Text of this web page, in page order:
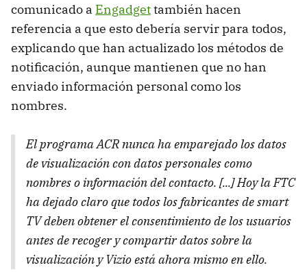
comunicado a Engadgettambién hacen
referencia a que esto debería servir para todos,
explicando que han actualizado los métodos de
notificación, aunque mantienen que no han
enviado información personal como los
nombres.
El programa ACR nunca ha emparejado los datos
de visualización con datos personales como
nombres o información del contacto. [...] Hoy la FTC
ha dejado claro que todos los fabricantes de smart
TV deben obtener el consentimiento de los usuarios
antes de recoger y compartir datos sobre la
visualización y Vizio está ahora mismo en ello.